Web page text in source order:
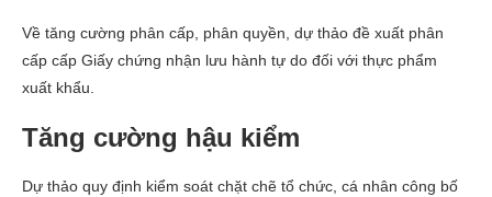
Về tăng cường phân cấp, phân quyền, dự thảo đề xuất phân
cấp cấp Giấy chứng nhận lưu hành tự do đối với thực phẩm
xuất khẩu.
Tăng cường hậu kiểm
Dự thảo quy định kiểm soát chặt chẽ tổ chức, cá nhân công bố